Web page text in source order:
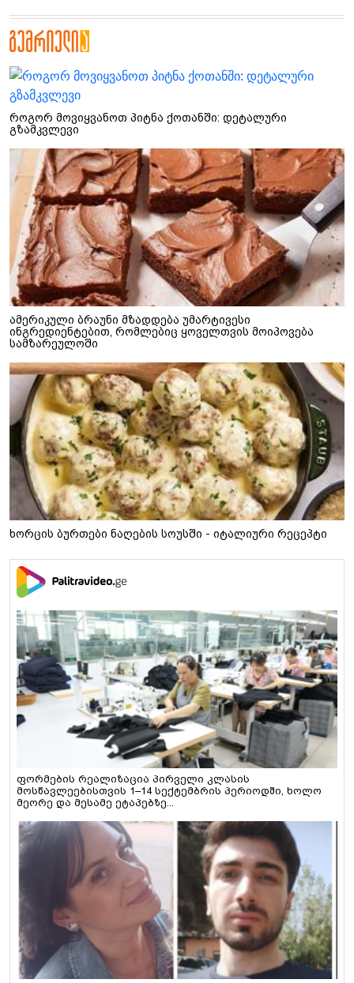
როგორ მოვიყვანოთ პიტნა ქოთანში: დეტალური
გზამკვლევი
ამერიკული ბრაუნი მზადდება უმარტივესი
ინგრედიენტებით, რომლებიც ყოველთვის მოიპოვება
სამზარეულოში
ხორცის ბურთები ნაღების სოუსში - იტალიური რეცეპტი
ფორმების რეალიზაცია პირველი კლასის
მოსწავლეებისთვის 1–14 სექტემბრის პერიოდში, ხოლო
მეორე და მესამე ეტაპებზე...